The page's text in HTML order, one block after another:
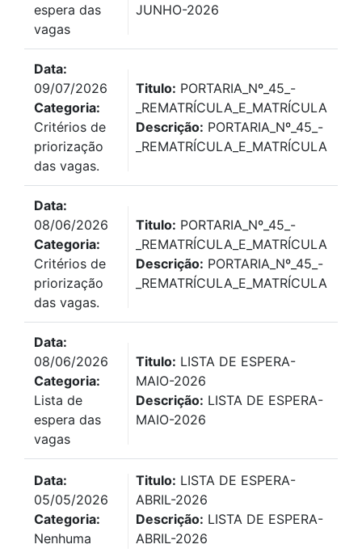
espera das
vagas
JUNHO-2026
Data:
09/07/2026
Categoria:
Critérios de
priorização
das vagas.
Titulo: PORTARIA_Nº_45_-
_REMATRÍCULA_E_MATRÍCULA
Descrição: PORTARIA_Nº_45_-
_REMATRÍCULA_E_MATRÍCULA
Data:
08/06/2026
Categoria:
Critérios de
priorização
das vagas.
Titulo: PORTARIA_Nº_45_-
_REMATRÍCULA_E_MATRÍCULA
Descrição: PORTARIA_Nº_45_-
_REMATRÍCULA_E_MATRÍCULA
Data:
08/06/2026
Categoria:
Lista de
espera das
vagas
Titulo: LISTA DE ESPERA-
MAIO-2026
Descrição: LISTA DE ESPERA-
MAIO-2026
Data:
05/05/2026
Categoria:
Nenhuma
Titulo: LISTA DE ESPERA-
ABRIL-2026
Descrição: LISTA DE ESPERA-
ABRIL-2026